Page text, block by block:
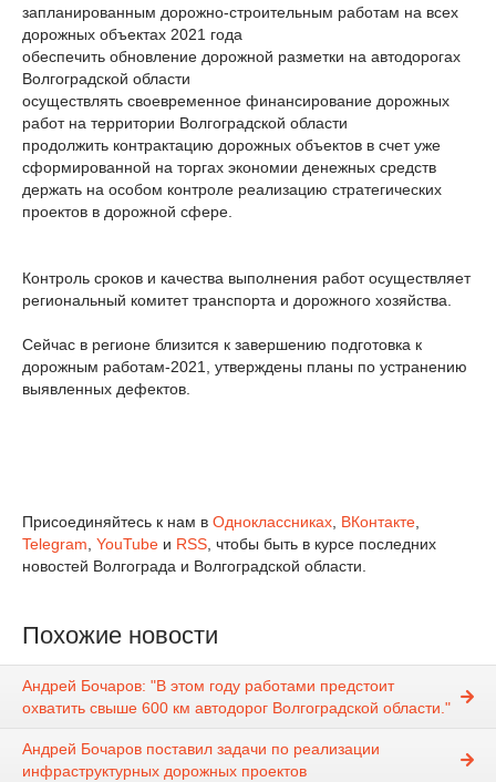
запланированным дорожно-строительным работам на всех
дорожных объектах 2021 года
обеспечить обновление дорожной разметки на автодорогах
Волгоградской области
осуществлять своевременное финансирование дорожных
работ на территории Волгоградской области
продолжить контрактацию дорожных объектов в счет уже
сформированной на торгах экономии денежных средств
держать на особом контроле реализацию стратегических
проектов в дорожной сфере.
Контроль сроков и качества выполнения работ осуществляет
региональный комитет транспорта и дорожного хозяйства.
Сейчас в регионе близится к завершению подготовка к
дорожным работам-2021, утверждены планы по устранению
выявленных дефектов.
Присоединяйтесь к нам в Одноклассниках ВКонтакте
Telegram YouTube и RSS , чтобы быть в курсе последних
новостей Волгограда и Волгоградской области.
Похожие новости
Андрей Бочаров: "В этом году работами предстоит
охватить свыше 600 км автодорог Волгоградской области."
Андрей Бочаров поставил задачи по реализации
инфраструктурных дорожных проектов